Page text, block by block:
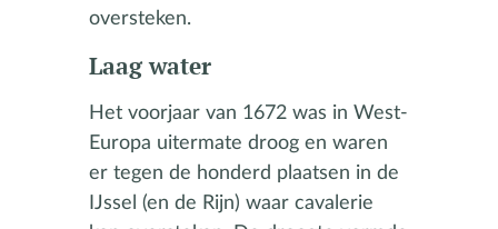
oversteken.
Laag water
Het voorjaar van 1672 was in West-
Europa uitermate droog en waren
er tegen de honderd plaatsen in de
IJssel (en de Rijn) waar cavalerie